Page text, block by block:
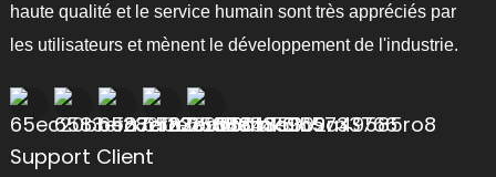
haute qualité et le service humain sont très appréciés par
les utilisateurs et mènent le développement de l'industrie.
Support Client